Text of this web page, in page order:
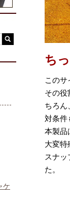
ケ
ち
この
その役
ちろん
対条件
本製品
大変特
スナ
た。